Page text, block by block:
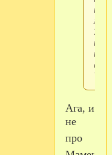
про
меня
Это
не я
а
Ага, и
не
про